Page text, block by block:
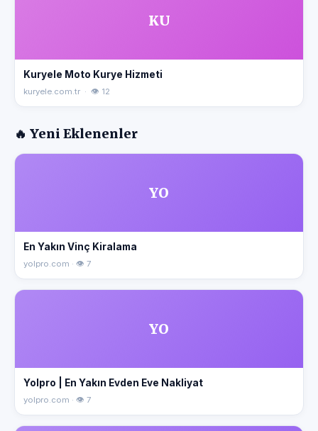
KU
Kuryele Moto Kurye Hizmeti
kuryele.com.tr · 👁 12
🔥 Yeni Eklenenler
YO
En Yakın Vinç Kiralama
yolpro.com · 👁 7
YO
Yolpro | En Yakın Evden Eve Nakliyat
yolpro.com · 👁 7